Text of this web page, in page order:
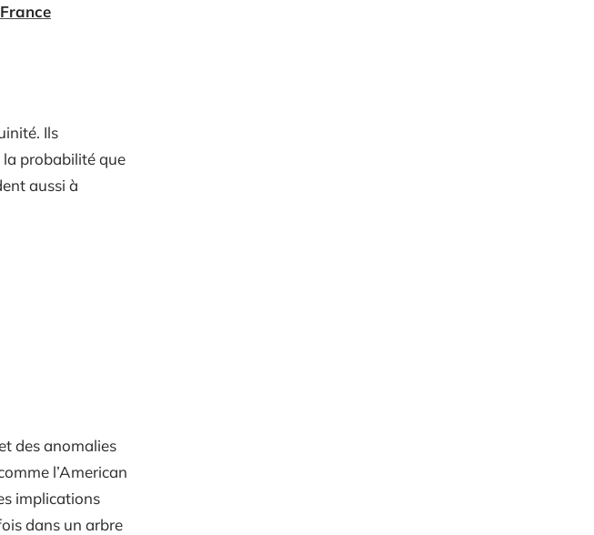
Ils
probabilité que
aussi à
des anomalies
l’American
implications
dans un arbre